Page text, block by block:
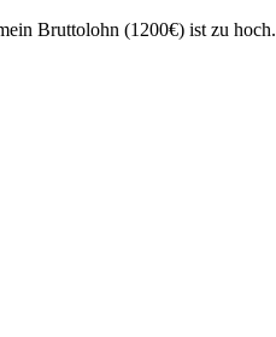
Bruttolohn (1200€) ist zu hoch.